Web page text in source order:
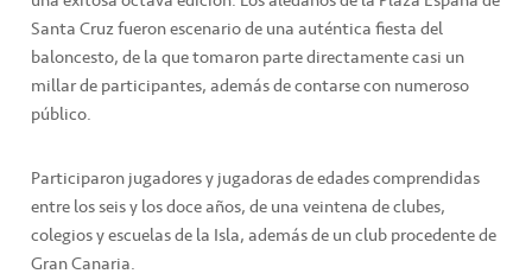
Santa Cruz fueron escenario de una auténtica fiesta del
baloncesto, de la que tomaron parte directamente casi un
millar de participantes, además de contarse con numeroso
público.
Participaron jugadores y jugadoras de edades comprendidas
entre los seis y los doce años, de una veintena de clubes,
colegios y escuelas de la Isla, además de un club procedente de
Gran Canaria.